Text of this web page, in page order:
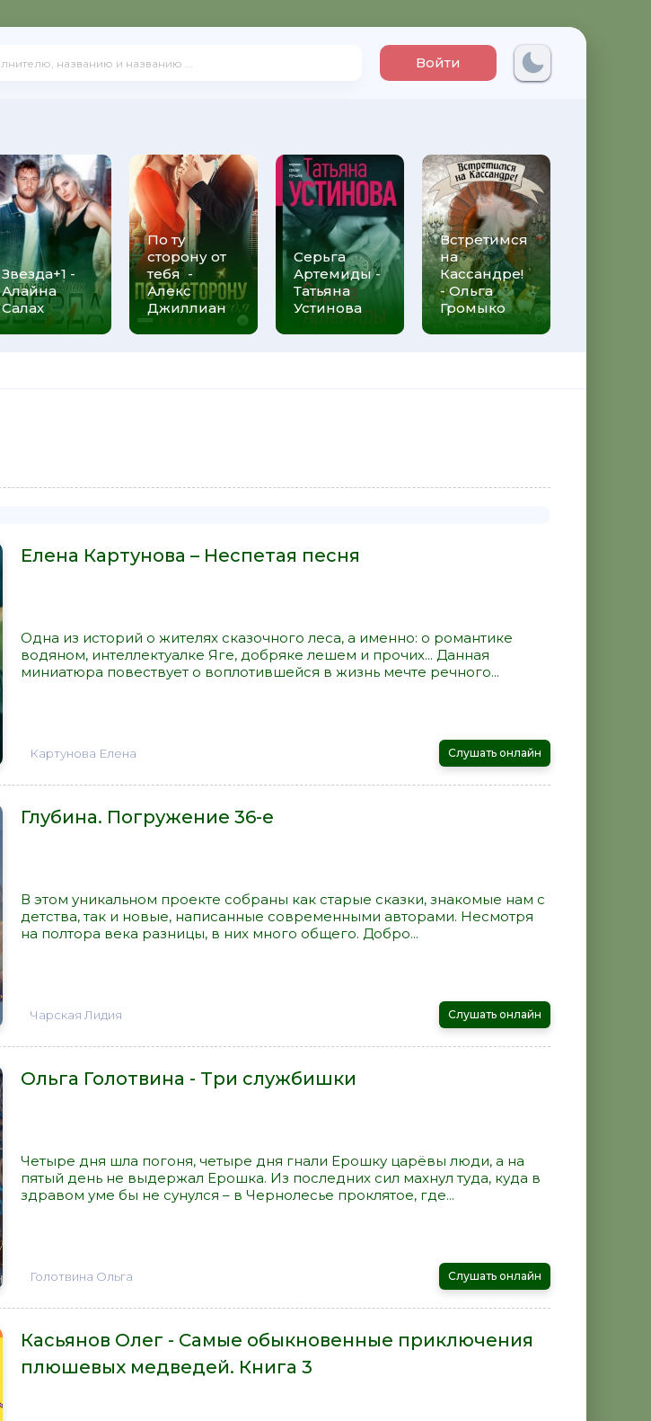
Войти
Звезда+1 -
Алайна
Салах
По ту
сторону от
тебя -
Алекс
Джиллиан
Серьга
Артемиды -
Татьяна
Устинова
Встретимся
на
Кассандре!
- Ольга
Громыко
Елена Картунова – Неспетая песня
Одна из историй о жителях сказочного леса, а именно: о романтике
водяном, интеллектуалке Яге, добряке лешем и прочих... Данная
миниатюра повествует о воплотившейся в жизнь мечте речного...
Картунова Елена Слушать онлайн
Глубина. Погружение 36-е
В этом уникальном проекте собраны как старые сказки, знакомые нам с
детства, так и новые, написанные современными авторами. Несмотря
на полтора века разницы, в них много общего. Добро...
Чарская Лидия Слушать онлайн
Ольга Голотвина - Три службишки
Четыре дня шла погоня, четыре дня гнали Ерошку царёвы люди, а на
пятый день не выдержал Ерошка. Из последних сил махнул туда, куда в
здравом уме бы не сунулся – в Чернолесье проклятое, где...
Голотвина Ольга Слушать онлайн
Касьянов Олег - Самые обыкновенные приключения
плюшевых медведей. Книга 3